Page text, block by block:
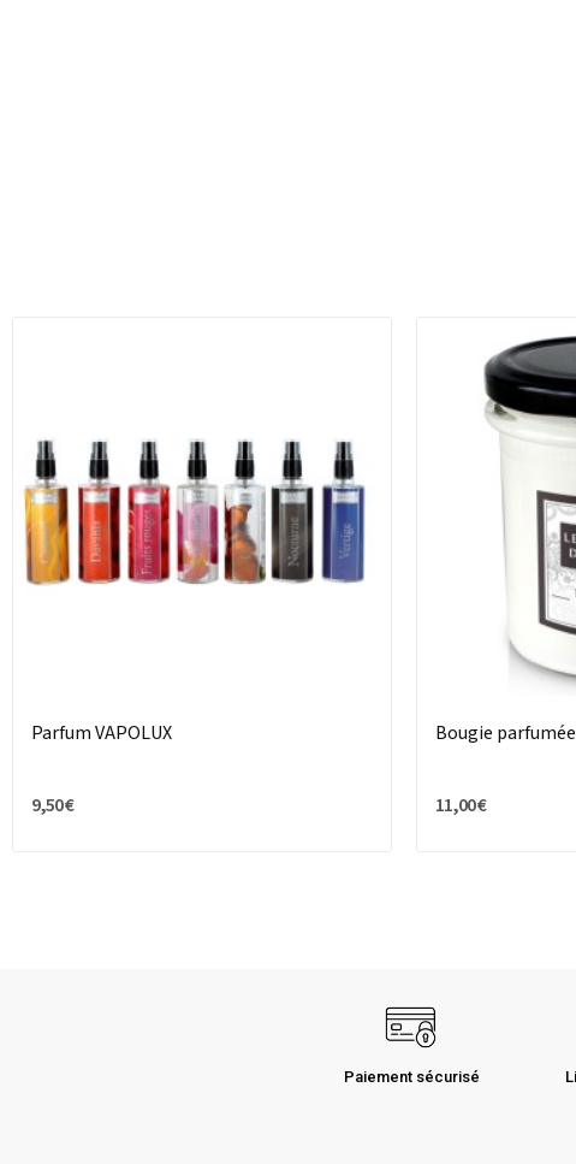
Parfum VAPOLUX
9,50 €
Bougie parfumée
11,00 €
Paiement sécurisé